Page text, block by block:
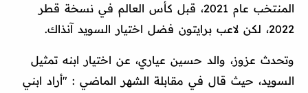
المنتخب عام 2021، قبل كأس العالم في نسخة قطر
2022، لكن لاعب برايتون فضل اختيار السويد آنذاك.
وتحدث عزوز، والد حسين عياري، عن اختيار ابنه تمثيل
السويد، حيث قال في مقابلة الشهر الماضي : "أراد ابني